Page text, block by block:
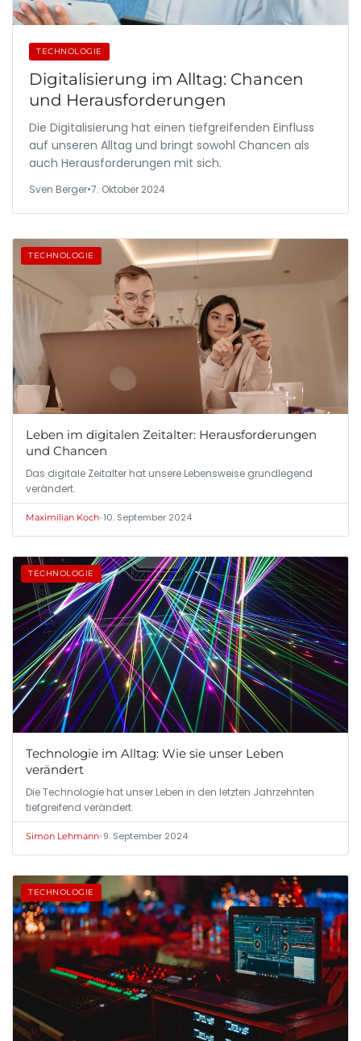
TECHNOLOGIE
Digitalisierung im Alltag: Chancen
und Herausforderungen
Die Digitalisierung hat einen tiefgreifenden Einfluss
auf unseren Alltag und bringt sowohl Chancen als
auch Herausforderungen mit sich.
Sven Berger•7. Oktober 2024
TECHNOLOGIE
Leben im digitalen Zeitalter: Herausforderungen
und Chancen
Das digitale Zeitalter hat unsere Lebensweise grundlegend
verändert.
Maximilian Koch•10. September 2024
TECHNOLOGIE
Technologie im Alltag: Wie sie unser Leben
verändert
Die Technologie hat unser Leben in den letzten Jahrzehnten
tiefgreifend verändert.
Simon Lehmann•9. September 2024
TECHNOLOGIE